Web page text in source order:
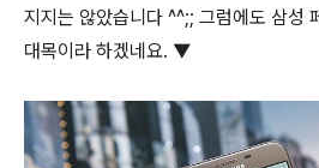
지지는 않았습니다 ^^;; 그럼에도 삼성
대목이라 하겠네요. ▼